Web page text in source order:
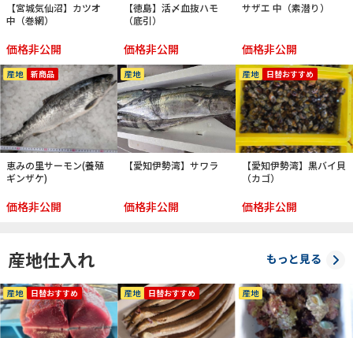
【宮城気仙沼】カツオ
中（巻網）
価格非公開
【徳島】活〆血抜ハモ
（底引）
価格非公開
サザエ 中（素潜り）
価格非公開
産地 新商品
恵みの里サーモン(養殖
ギンザケ)
価格非公開
産地
【愛知伊勢湾】サワラ
価格非公開
産地 日替おすすめ
【愛知伊勢湾】黒バイ貝
（カゴ）
価格非公開
産地仕入れ もっと見る
産地 日替おすすめ 産地 日替おすすめ 産地